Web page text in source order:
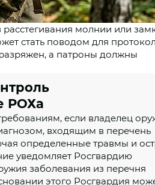
молнии или
стать поводом для
а патроны должны
РОХа
если владелец
входящим в перечень
определенные травмы и
уведомляет Росгвардию
заболевания из перечня
этого Росгвардия